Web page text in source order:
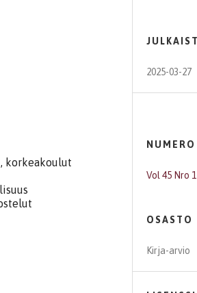
korkeakoulut
2025-03-27
NUMERO
Vol 45 Nro
OSASTO
Kirja-arvio